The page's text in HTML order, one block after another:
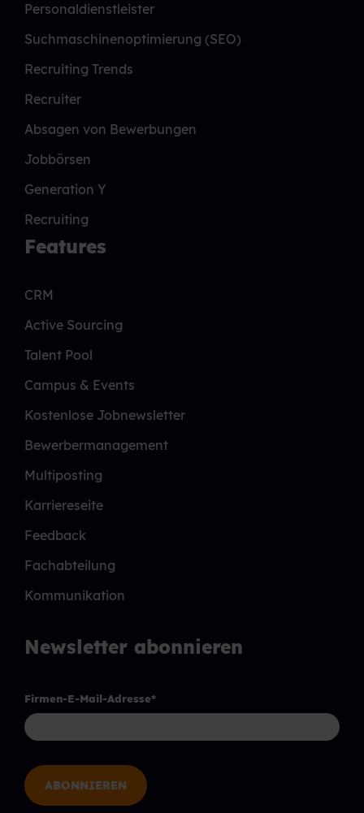
Personaldienstleister
Suchmaschinenoptimierung (SEO)
Recruiting Trends
Recruiter
Absagen von Bewerbungen
Jobbörsen
Generation Y
Recruiting
Features
CRM
Active Sourcing
Talent Pool
Campus & Events
Kostenlose Jobnewsletter
Bewerbermanagement
Multiposting
Karriereseite
Feedback
Fachabteilung
Kommunikation
Newsletter abonnieren
Firmen-E-Mail-Adresse*